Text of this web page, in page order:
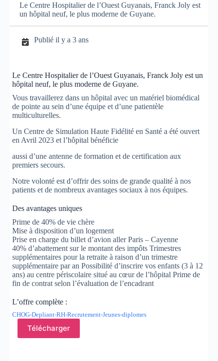
Le Centre Hospitalier de l’Ouest Guyanais, Franck Joly est
un hôpital neuf, le plus moderne de Guyane.
Publié il y a 3 ans
Le Centre Hospitalier de l’Ouest Guyanais, Franck Joly est un
hôpital neuf, le plus moderne de Guyane.
Vous travaillerez dans un hôpital avec un matériel biomédical
de pointe au sein d’une équipe et d’une patientèle
multiculturelles.
Un Centre de Simulation Haute Fidélité en Santé a été ouvert
en Avril 2023 et l’hôpital bénéficie
aussi d’une antenne de formation et de certification aux
premiers secours.
Notre volonté est d’offrir des soins de grande qualité à nos
patients et de nombreux avantages sociaux à nos équipes.
Des avantages uniques
Prime de 40% de vie chère
Mise à disposition d’un logement
Prise en charge du billet d’avion aller Paris – Cayenne
40% d’abattement sur le montant des impôts Trimestres
supplémentaires pour la retraite à raison d’un trimestre
supplémentaire par an Possibilité d’inscrire vos enfants (3 à 12
ans) au centre périscolaire situé au cœur de l’hôpital Prime de
fin de contrat selon l’évaluation de l’encadrant
L’offre complète :
CHOG-Depliant-RH-Recrutement-Jeunes-diplomes
Télécharger